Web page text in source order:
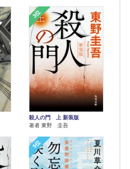
3位
殺人の門 上 新装版
著者 東野 圭吾
5位